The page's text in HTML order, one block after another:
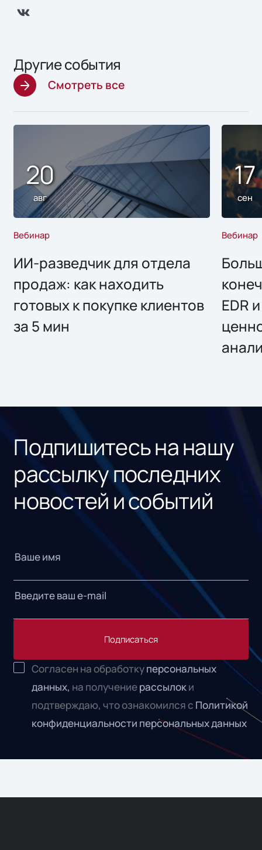
Другие события
Смотреть все
20
авг
Вебинар
ИИ-разведчик для отдела
продаж: как находить
готовых к покупке клиентов
за 5 мин
17
сен
Вебинар
EDR
Подпишитесь на нашу
рассылку последних
новостей и событий
Подписаться
Согласен на обработкуперсональных
данных, на получениерассылок и
подтверждаю, что ознакомился с Политикой
конфиденциальности персональных данных